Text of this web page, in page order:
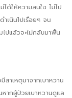
ด้ให้ความสนใจ ไม่ไป
เนินไปเรื่อยๆ จน
ไปแล้วจะไม่กลับมาฟื้น
าเหตุมาจากเบาหวาน
ากผู้ป่วยเบาหวานดูแล